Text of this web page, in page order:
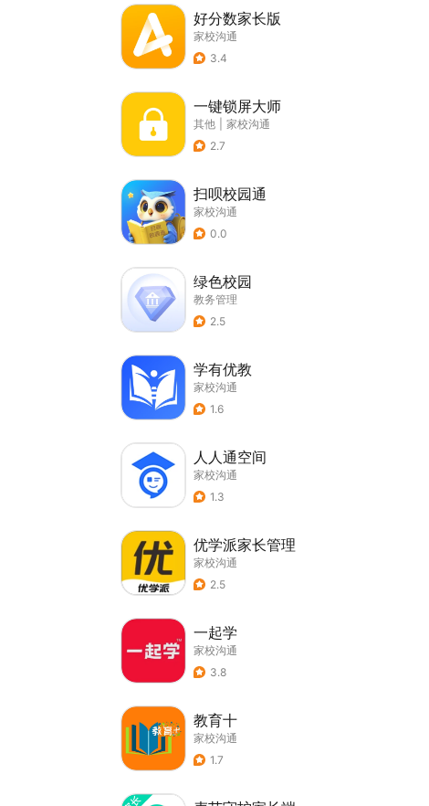
好分数家长版
家校沟通
3.4
一键锁屏大师
其他
家校沟通
2.7
扫呗校园通
家校沟通
0.0
绿色校园
教务管理
2.5
学有优教
家校沟通
1.6
人人通空间
家校沟通
1.3
优学派家长管理
家校沟通
2.5
一起学
家校沟通
3.8
教育十
家校沟通
1.7